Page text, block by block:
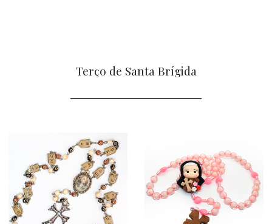
Terço de Santa Brígida